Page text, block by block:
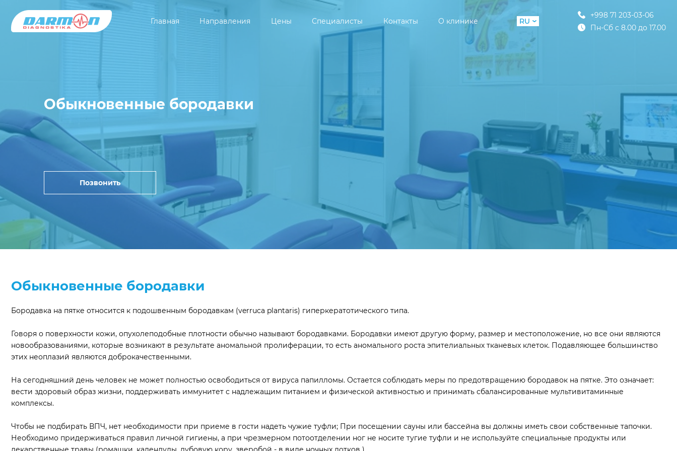
Главная Направления Цены Специалисты Контакты О клинике
RU
+998 71 203-03-06
Пн-Сб с 8.00 до 17.00
Обыкновенные бородавки
Позвонить
Обыкновенные бородавки
Бородавка на пятке относится к подошвенным бородавкам (verruca plantaris) гиперкератотического типа.
Говоря о поверхности кожи, опухолеподобные плотности обычно называют бородавками. Бородавки имеют другую форму, размер и местоположение, но все они являются
новообразованиями, которые возникают в результате аномальной пролиферации, то есть аномального роста эпителиальных тканевых клеток. Подавляющее большинство
этих неоплазий являются доброкачественными.
На сегодняшний день человек не может полностью освободиться от вируса папилломы. Остается соблюдать меры по предотвращению бородавок на пятке. Это означает:
вести здоровый образ жизни, поддерживать иммунитет с надлежащим питанием и физической активностью и принимать сбалансированные мультивитаминные
комплексы.
Чтобы не подбирать ВПЧ, нет необходимости при приеме в гости надеть чужие туфли; При посещении сауны или бассейна вы должны иметь свои собственные тапочки.
Необходимо придерживаться правил личной гигиены, а при чрезмерном потоотделении ног не носите тугие туфли и не используйте специальные продукты или